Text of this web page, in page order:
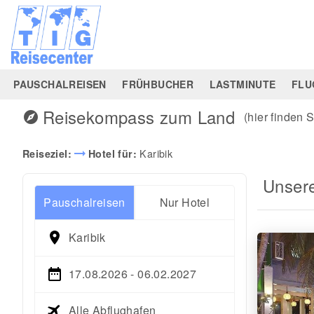
PAUSCHALREISEN FRÜHBUCHER LASTMINUTE
explore Reisekompass zum Land (hier finden
Reiseziel: arrow_right_alt Hotel für: Karibik
Pauschalreisen Nur Hotel
Karibik
17.08.2026 - 06.02.2027
Alle Abflughafen